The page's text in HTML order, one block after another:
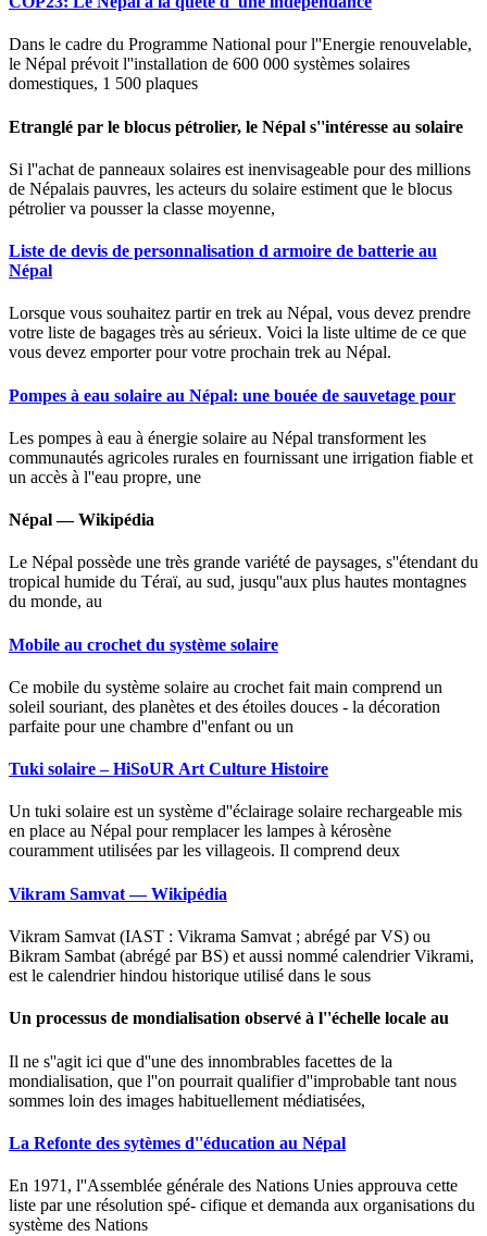
Dans le cadre du Programme National pour l''Energie renouvelable,
le Népal prévoit l''installation de 600 000 systèmes solaires
domestiques, 1 500 plaques
Etranglé par le blocus pétrolier, le Népal s''intéresse au solaire
Si l''achat de panneaux solaires est inenvisageable pour des millions
de Népalais pauvres, les acteurs du solaire estiment que le blocus
pétrolier va pousser la classe moyenne,
Liste de devis de personnalisation d armoire de batterie au
Népal
Lorsque vous souhaitez partir en trek au Népal, vous devez prendre
votre liste de bagages très au sérieux. Voici la liste ultime de ce que
vous devez emporter pour votre prochain trek au Népal.
Pompes à eau solaire au Népal: une bouée de sauvetage pour
Les pompes à eau à énergie solaire au Népal transforment les
communautés agricoles rurales en fournissant une irrigation fiable et
un accès à l''eau propre, une
Népal — Wikipédia
Le Népal possède une très grande variété de paysages, s''étendant du
tropical humide du Téraï, au sud, jusqu''aux plus hautes montagnes
du monde, au
Mobile au crochet du système solaire
Ce mobile du système solaire au crochet fait main comprend un
soleil souriant, des planètes et des étoiles douces - la décoration
parfaite pour une chambre d''enfant ou un
Tuki solaire – HiSoUR Art Culture Histoire
Un tuki solaire est un système d''éclairage solaire rechargeable mis
en place au Népal pour remplacer les lampes à kérosène
couramment utilisées par les villageois. Il comprend deux
Vikram Samvat — Wikipédia
Vikram Samvat (IAST : Vikrama Samvat ; abrégé par VS) ou
Bikram Sambat (abrégé par BS) et aussi nommé calendrier Vikrami,
est le calendrier hindou historique utilisé dans le sous
Un processus de mondialisation observé à l''échelle locale au
Il ne s''agit ici que d''une des innombrables facettes de la
mondialisation, que l''on pourrait qualifier d''improbable tant nous
sommes loin des images habituellement médiatisées,
La Refonte des sytèmes d''éducation au Népal
En 1971, l''Assemblée générale des Nations Unies approuva cette
liste par une résolution spé- cifique et demanda aux organisations du
système des Nations